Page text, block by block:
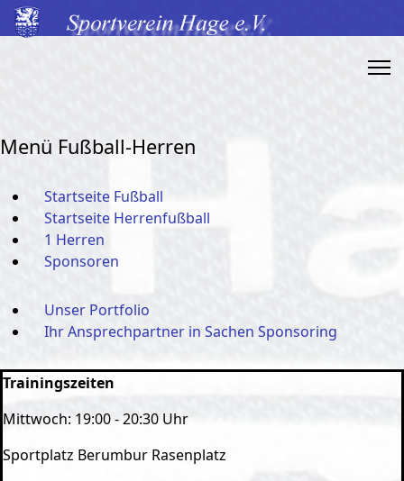
Menü Fußball-Herren
Startseite Fußball
Startseite Herrenfußball
1 Herren
Sponsoren
Unser Portfolio
Ihr Ansprechpartner in Sachen Sponsoring
Trainingszeiten
Mittwoch: 19:00 - 20:30 Uhr
Sportplatz Berumbur Rasenplatz